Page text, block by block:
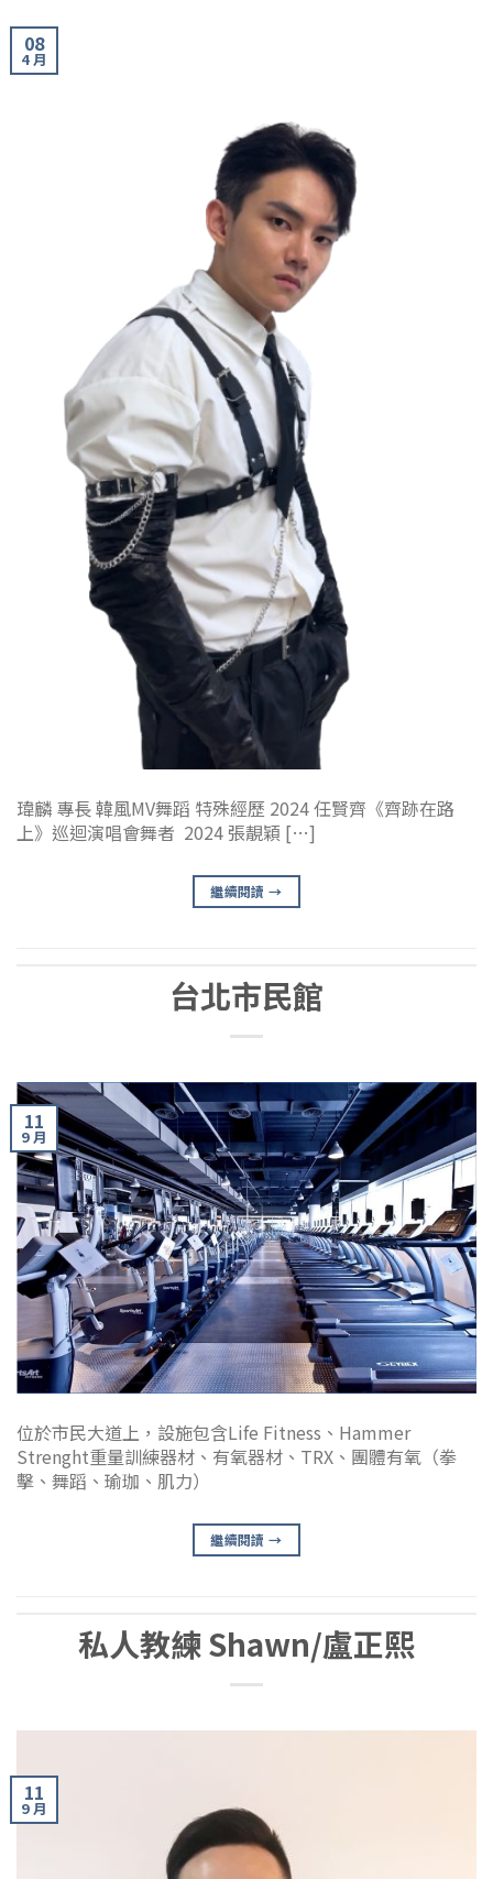
08
4 月
瑋麟 專長 韓風MV舞蹈 特殊經歷 2024 任賢齊《齊跡在路
上》巡迴演唱會舞者 2024 張靚穎 […]
繼續閱讀→
台北市民館
11
9 月
位於市民大道上，設施包含Life Fitness、Hammer
Strenght重量訓練器材、有氧器材、TRX、團體有氧（拳
擊、舞蹈、瑜珈、肌力）
繼續閱讀→
私人教練 Shawn/盧正熙
11
9 月